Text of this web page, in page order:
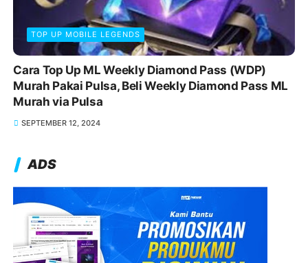
TOP UP MOBILE LEGENDS
Cara Top Up ML Weekly Diamond Pass (WDP)
Murah Pakai Pulsa, Beli Weekly Diamond Pass ML
Murah via Pulsa
SEPTEMBER 12, 2024
ADS